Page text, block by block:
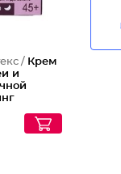
/ Крем
и